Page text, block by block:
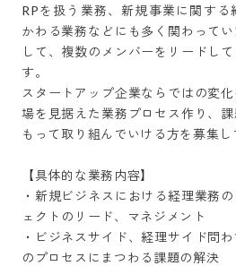
RPを扱う業務、新規事業に関す
かわる業務などにも多く関わって
して、複数のメンバーをリードし
す。
スタートアップ企業ならではの変
場を見据えた業務プロセス作り、
もって取り組んでいける方を募集し
【具体的な業務内容】
・新規ビジネスにおける経理業務
ェクトのリード、マネジメント
・ビジネスサイド、経理サイド問
のプロセスにまつわる課題の解決